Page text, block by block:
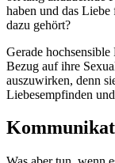
haben und das
dazu gehört?
Gerade
Bezug auf ihre
auszuwirken, denn
Liebesempfinden